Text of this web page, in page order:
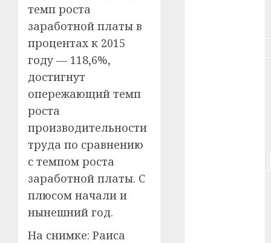
темп роста
заработной платы в
процентах к 2015
году — 118,6%,
достигнут
опережающий темп
роста
производительности
труда по сравнению
с темпом роста
заработной платы. С
плюсом начали и
нынешний год.
На снимке: Раиса